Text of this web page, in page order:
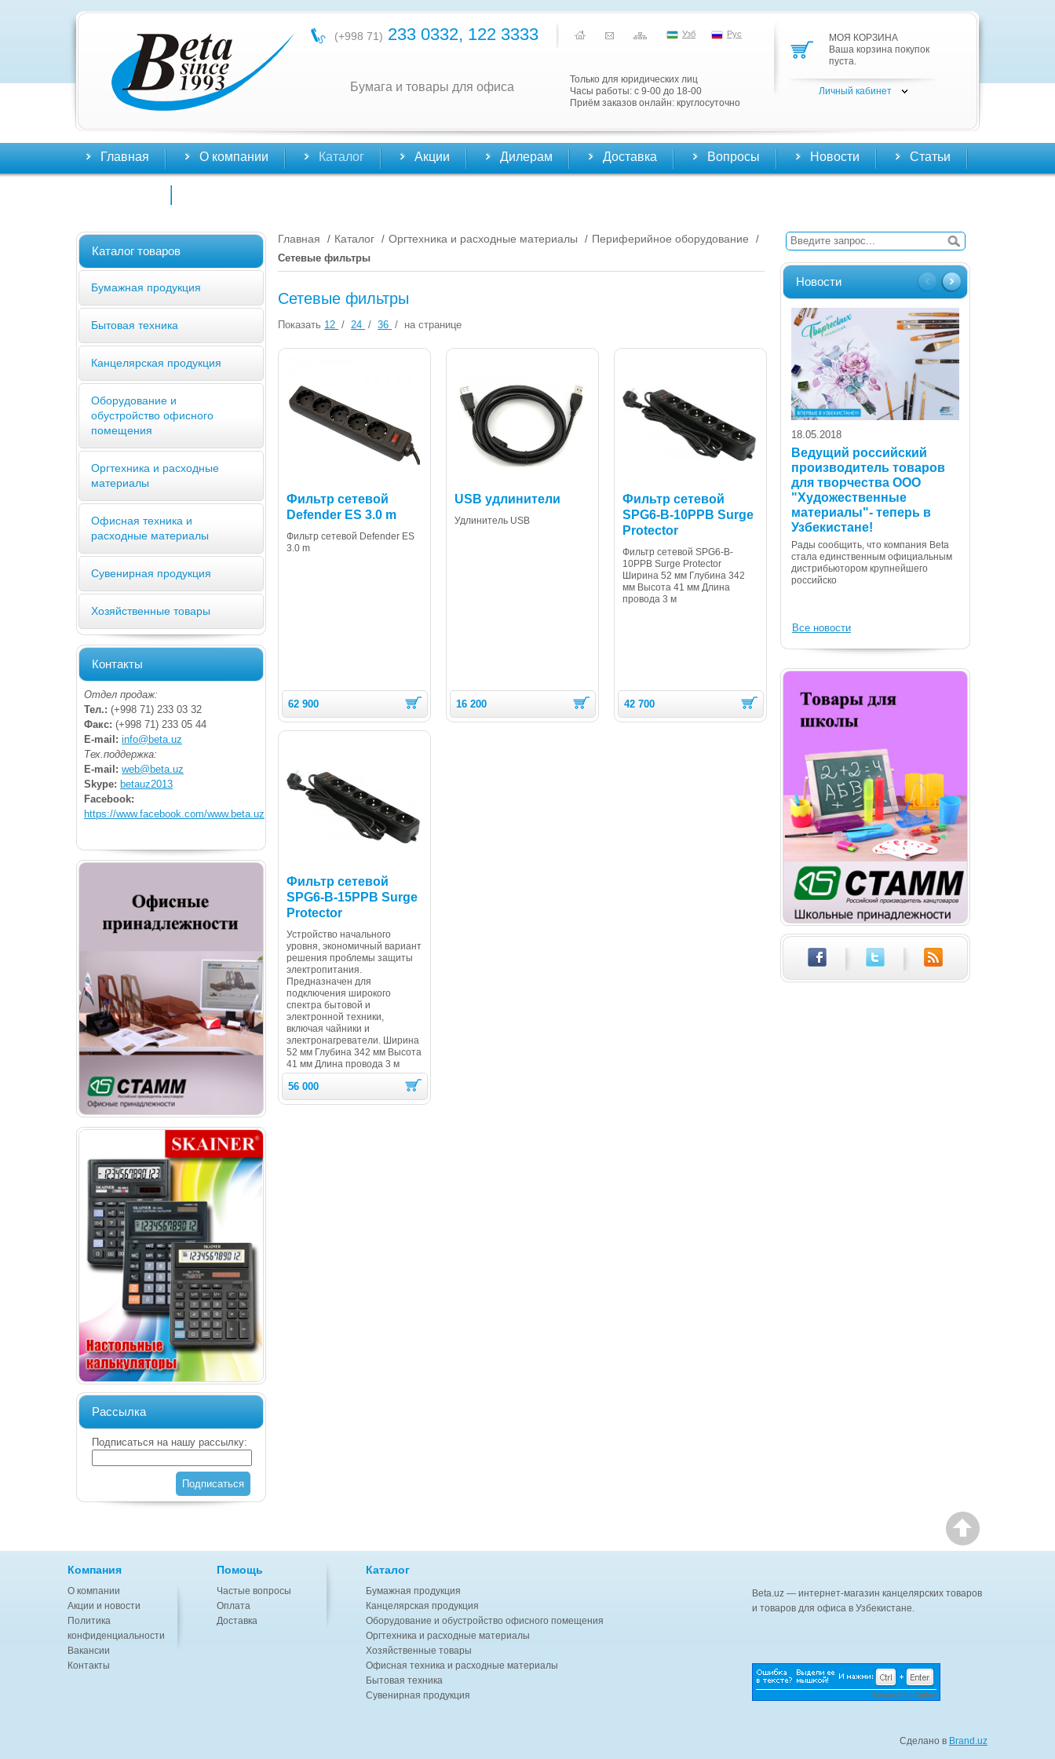
(+998 71) 233 0332, 122 3333 Узб Рус
Бумага и товары для офиса
Только для юридических лиц
Часы работы: с 9-00 до 18-00
Приём заказов онлайн: круглосуточно
МОЯ КОРЗИНА
Ваша корзина покупок
пуста.
Личный кабинет
Главная О компании Каталог Акции Дилерам Доставка Вопросы Новости Статьи
Каталог товаров
Бумажная продукция
Бытовая техника
Канцелярская продукция
Оборудование и
обустройство офисного
помещения
Оргтехника и расходные
материалы
Офисная техника и
расходные материалы
Сувенирная продукция
Хозяйственные товары
Контакты
Отдел продаж:
Тел.: (+998 71) 233 03 32
Факс: (+998 71) 233 05 44
E-mail: info@beta.uz
Тех.поддержка:
E-mail: web@beta.uz
Skype: betauz2013
Facebook:
https://www.facebook.com/www.beta.uz
Рассылка
Подписаться на нашу рассылку:
Подписаться
Главная / Каталог / Оргтехника и расходные материалы / Периферийное оборудование
/
Сетевые фильтры
Сетевые фильтры
Показать 12 / 24 / 36 / на странице
Фильтр сетевой
Defender ES 3.0 m
Фильтр сетевой Defender ES
3.0 m
62 900
USB удлинители
Удлинитель USB
16 200
Фильтр сетевой
SPG6-B-10PPB Surge
Protector
Фильтр сетевой SPG6-B-
10PPB Surge Protector
Ширина 52 мм Глубина 342
мм Высота 41 мм Длина
провода 3 м
42 700
Фильтр сетевой
SPG6-B-15PPB Surge
Protector
Устройство начального
уровня, экономичный вариант
решения проблемы защиты
электропитания.
Предназначен для
подключения широкого
спектра бытовой и
электронной техники,
включая чайники и
электронагреватели. Ширина
52 мм Глубина 342 мм Высота
41 мм Длина провода 3 м
56 000
Новости
18.05.2018
Ведущий российский
производитель товаров
для творчества ООО
"Художественные
материалы"- теперь в
Узбекистане!
Рады сообщить, что компания Beta
стала единственным официальным
дистрибьютором крупнейшего
российско
Все новости
Компания
О компании
Акции и новости
Политика
конфиденциальности
Вакансии
Контакты
Помощь
Частые вопросы
Оплата
Доставка
Каталог
Бумажная продукция
Канцелярская продукция
Оборудование и обустройство офисного помещения
Оргтехника и расходные материалы
Хозяйственные товары
Офисная техника и расходные материалы
Бытовая техника
Сувенирная продукция
Beta.uz — интернет-магазин канцелярских товаров
и товаров для офиса в Узбекистане.
Сделано в Brand.uz